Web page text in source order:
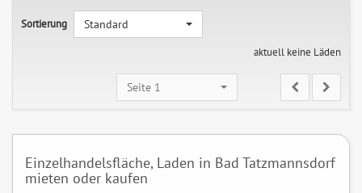
Sortierung
Standard
aktuell keine Läden
Seite 1
Einzelhandelsfläche, Laden in Bad Tatzmannsdorf
mieten oder kaufen